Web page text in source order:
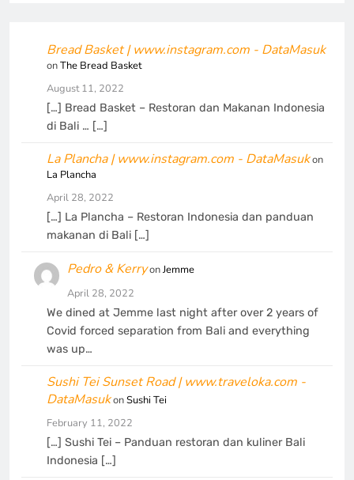
Bread Basket | www.instagram.com - DataMasuk
onThe Bread Basket
August 11, 2022
[…] Bread Basket – Restoran dan Makanan Indonesia
di Bali … […]
La Plancha | www.instagram.com - DataMasukon
La Plancha
April 28, 2022
[…] La Plancha – Restoran Indonesia dan panduan
makanan di Bali […]
Pedro & KerryonJemme
April 28, 2022
We dined at Jemme last night after over 2 years of
Covid forced separation from Bali and everything
was up…
Sushi Tei Sunset Road | www.traveloka.com -
DataMasukonSushi Tei
February 11, 2022
[…] Sushi Tei – Panduan restoran dan kuliner Bali
Indonesia […]